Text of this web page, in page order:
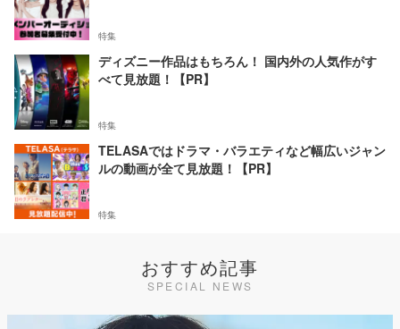
特集
ディズニー作品はもちろん！ 国内外の人気作がす
べて見放題！【PR】
特集
TELASAではドラマ・バラエティなど幅広いジャン
ルの動画が全て見放題！【PR】
特集
おすすめ記事
SPECIAL NEWS